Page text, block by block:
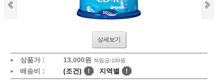
상세보기
상품가 : 13,000원 적립금:100원
배송비 : (조건) ! 지역별 !